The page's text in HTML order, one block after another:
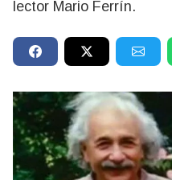
lector Mario Ferrín.